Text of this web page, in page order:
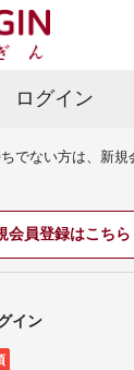
ログイン
でない方は、新
会員登録はこちら
イン